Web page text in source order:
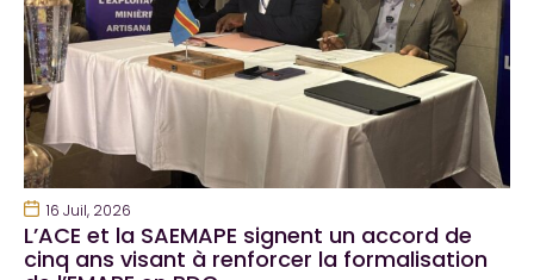
16 Juil, 2026
L’ACE et la SAEMAPE signent un accord de
cinq ans visant à renforcer la formalisation